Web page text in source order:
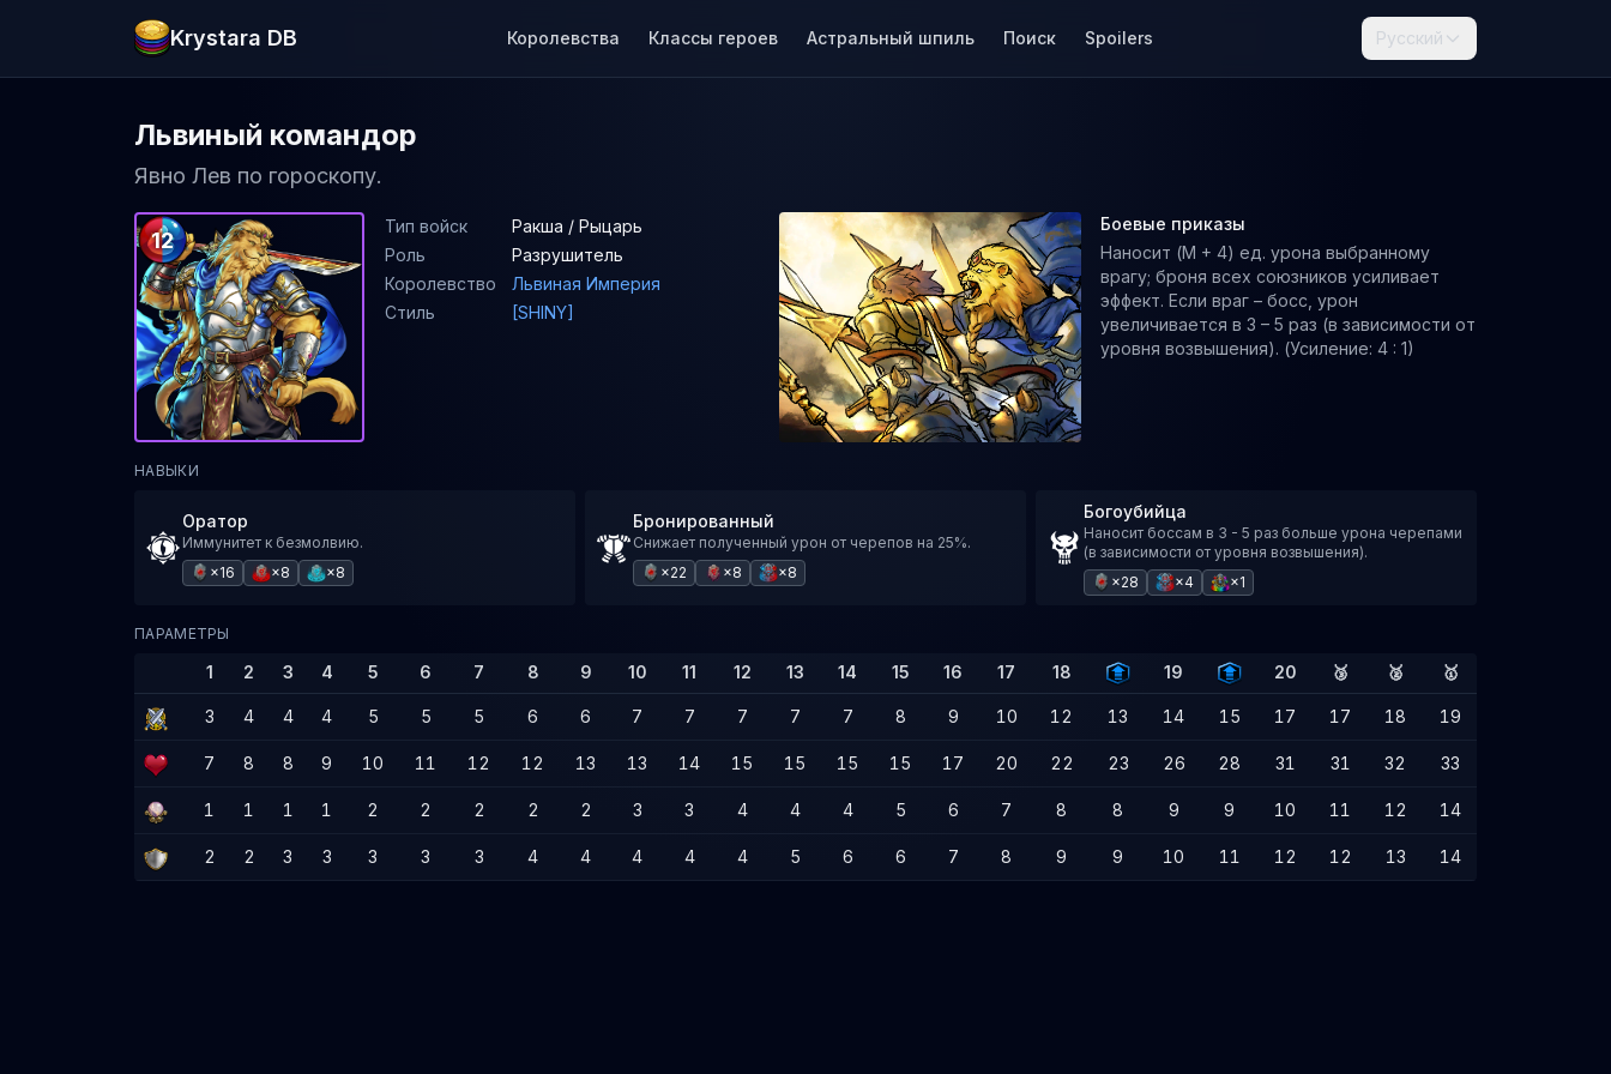
Krystara DB Королевства Классы героев Астральный шпиль Поиск Spoilers Русский
Львиный командор
Явно Лев по гороскопу.
12
Тип войск
Ракша / Рыцарь
Роль
Разрушитель
Королевство
Львиная Империя
Стиль
[SHINY]
Боевые приказы
Наносит (M + 4) ед. урона выбранному
врагу; броня всех союзников усиливает
эффект. Если враг – босс, урон
увеличивается в 3 – 5 раз (в зависимости от
уровня возвышения). (Усиление: 4 : 1)
НАВЫКИ
Оратор
Иммунитет к безмолвию.
×16
×8 ×8
Бронированный
Снижает полученный урон от черепов на 25%.
×22
×8 ×8
Богоубийца
Наносит боссам в 3 - 5 раз больше урона черепами
(в зависимости от уровня возвышения).
×28
×4 ×1
ПАРАМЕТРЫ
1 2 3 4 5 6 7 8 9 10 11 12 13 14 15 16 17 18 19 20 🥉 🥈 🥇
3 4 4 4 5 5 5 6 6 7 7 7 7 7 8 9 10 12 13 14 15 17 17 18 19
7 8 8 9 10 11 12 12 13 13 14 15 15 15 15 17 20 22 23 26 28 31 31 32 33
1 1 1 1 2 2 2 2 2 3 3 4 4 4 5 6 7 8 8 9 9 10 11 12 14
2 2 3 3 3 3 3 4 4 4 4 4 5 6 6 7 8 9 9 10 11 12 12 13 14